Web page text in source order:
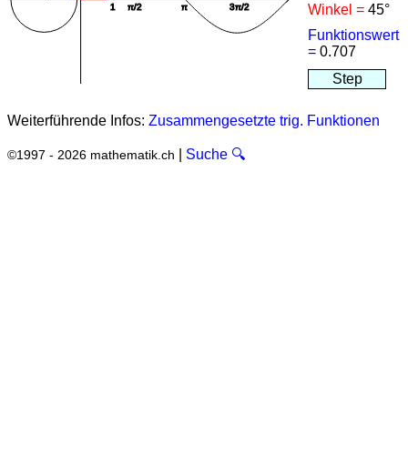
Winkel = 45°
Funktionswert
= 0.707
Weiterführende Infos: Zusammengesetzte trig. Funktionen
©1997 - 2026 mathematik.ch Suche 🔍